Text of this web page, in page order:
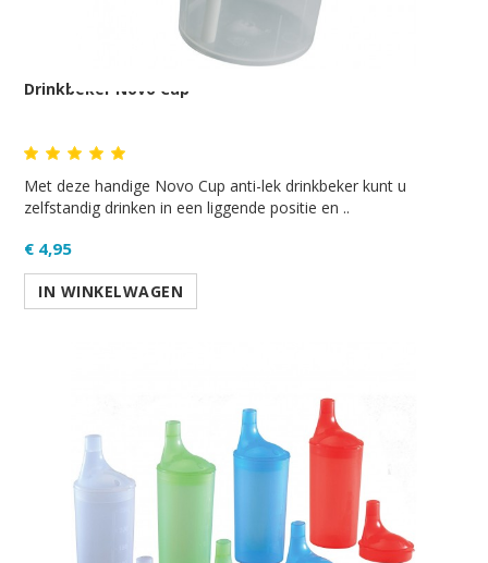
Drinkbeker Novo Cup
Met deze handige Novo Cup anti-lek drinkbeker kunt u
zelfstandig drinken in een liggende positie en ..
€ 4,95
IN WINKELWAGEN